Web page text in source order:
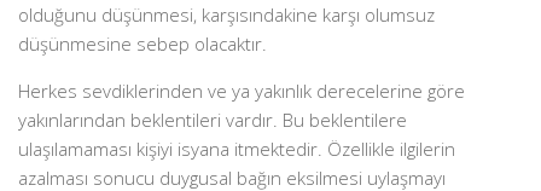
olduğunu düşünmesi, karşısındakine karşı olumsuz
düşünmesine sebep olacaktır.
Herkes sevdiklerinden ve ya yakınlık derecelerine göre
yakınlarından beklentileri vardır. Bu beklentilere
ulaşılamaması kişiyi isyana itmektedir. Özellikle ilgilerin
azalması sonucu duygusal bağın eksilmesi uylaşmayı